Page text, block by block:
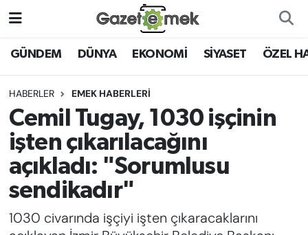
GÜNDEM DÜNYA EKONOMİ SİYASET ÖZEL
HABERLER EMEK HABERLERİ
Cemil Tugay, 1030 işçinin
işten çıkarılacağını
açıkladı: "Sorumlusu
sendikadır"
1030 civarında işçiyi işten çıkaracaklarını
DÜNYA
EKONOMİ
EMEK HABERLERİ
YENİ MEDYADA EMEK
GAZETECİLİĞİNİ GELİŞTİRMEK
FAYDALI BİLGİLER
Nöbetçi Eczaneler
Hava Durumu
İstanbul Namaz Vakitleri
Trafik Durumu
Süper Lig Puan Durumu ve Fikstür
Tüm Manşetler